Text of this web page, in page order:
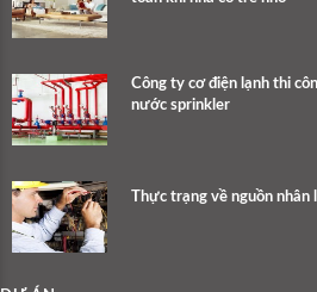
Công ty cơ điện lạnh thi
nước sprinkler
Thực trạng về nguồn nhân